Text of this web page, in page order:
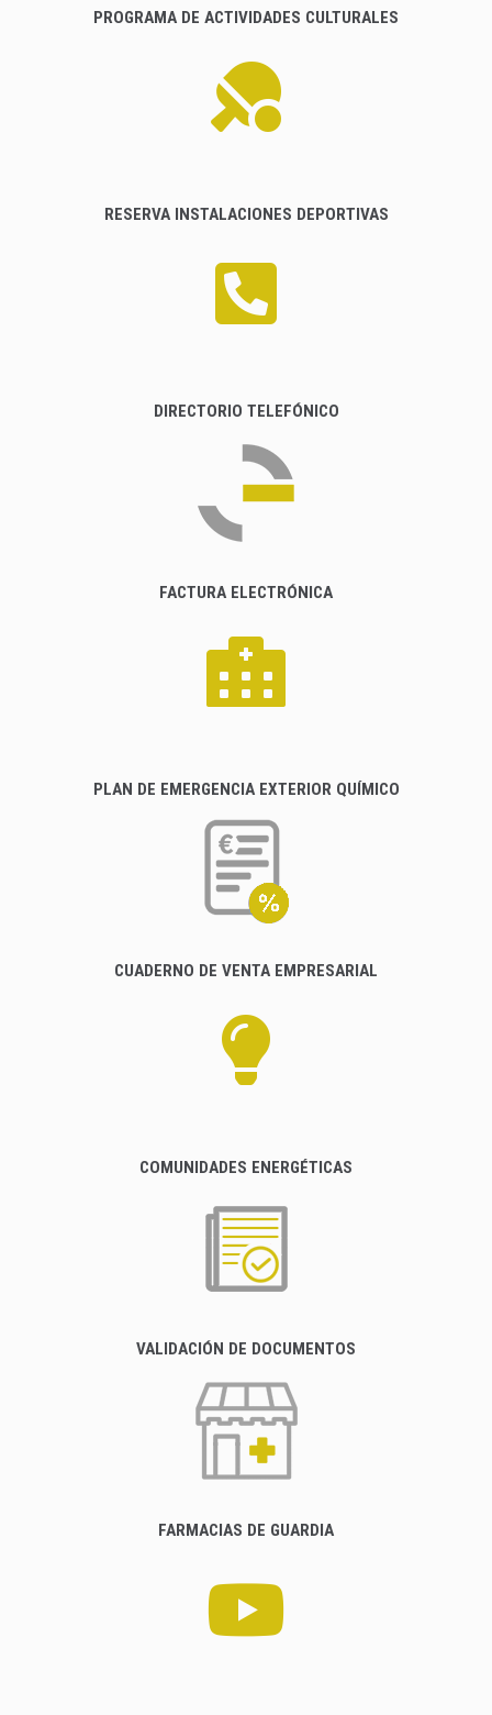
PROGRAMA DE ACTIVIDADES CULTURALES
RESERVA INSTALACIONES DEPORTIVAS
DIRECTORIO TELEFÓNICO
FACTURA ELECTRÓNICA
PLAN DE EMERGENCIA EXTERIOR QUÍMICO
CUADERNO DE VENTA EMPRESARIAL
COMUNIDADES ENERGÉTICAS
VALIDACIÓN DE DOCUMENTOS
FARMACIAS DE GUARDIA